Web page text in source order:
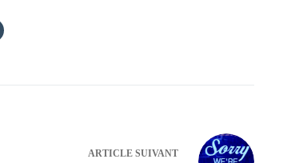
ARTICLESUIVANT